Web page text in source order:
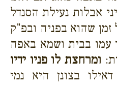
אבלות נעילת הסנדל
זמן שהוא בפניה ובפ"ק
עמו בבית ושמא באפה
ומרחצת לו פניו ידיו
בצונן היא נמי